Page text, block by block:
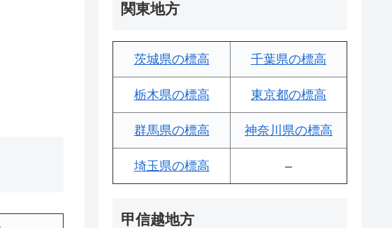
関東地方
茨城県の標高 千葉県の標高
栃木県の標高 東京都の標高
群馬県の標高 神奈川県の標高
埼玉県の標高 –
甲信越地方